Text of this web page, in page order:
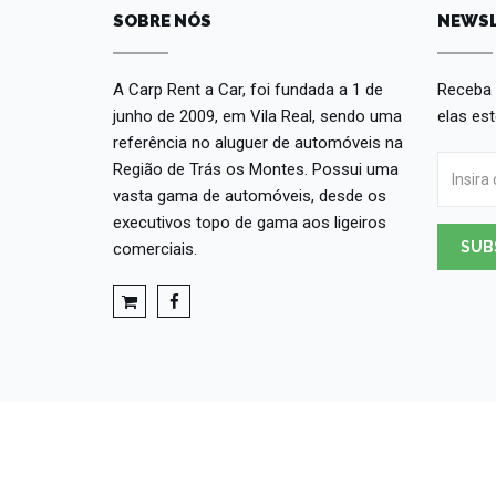
SOBRE NÓS
A Carp Rent a Car, foi fundada a 1 de
junho de 2009, em Vila Real, sendo uma
referência no aluguer de automóveis na
Região de Trás os Montes. Possui uma
vasta gama de automóveis, desde os
executivos topo de gama aos ligeiros
comerciais.
elas